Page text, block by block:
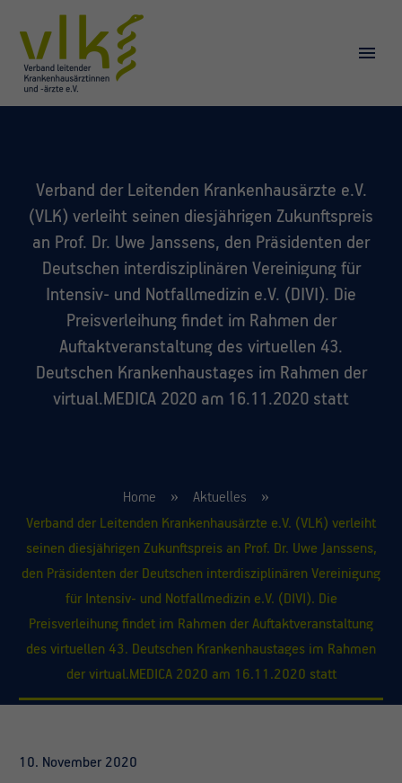
Verband der Leitenden Krankenhausärzte e.V.
(VLK) verleiht seinen diesjährigen Zukunftspreis
an Prof. Dr. Uwe Janssens, den Präsidenten der
Deutschen interdisziplinären Vereinigung für
Intensiv- und Notfallmedizin e.V. (DIVI). Die
Preisverleihung findet im Rahmen der
Auftaktveranstaltung des virtuellen 43.
Deutschen Krankenhaustages im Rahmen der
virtual.MEDICA 2020 am 16.11.2020 statt
Home
Aktuelles
Verband der Leitenden Krankenhausärzte e.V. (VLK) verleiht
seinen diesjährigen Zukunftspreis an Prof. Dr. Uwe Janssens,
den Präsidenten der Deutschen interdisziplinären Vereinigung
für Intensiv- und Notfallmedizin e.V. (DIVI). Die
Preisverleihung findet im Rahmen der Auftaktveranstaltung
des virtuellen 43. Deutschen Krankenhaustages im Rahmen
der virtual.MEDICA 2020 am 16.11.2020 statt
10. November 2020